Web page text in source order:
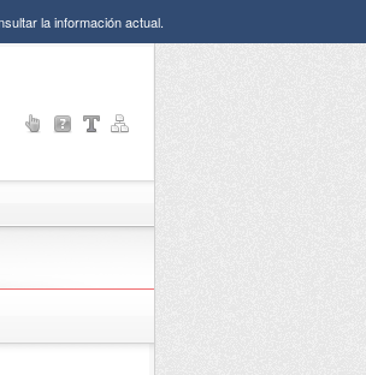
la información actual.